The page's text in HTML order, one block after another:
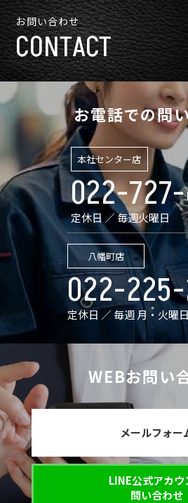
お問い合わせ
CONTACT
お電話での問
本社センター店
022-
定休日 ／ 毎週火曜日
八幡町店
022-
定休日 ／ 毎週 月・火曜日
WEBお問い
メールフォー
LINE公式アカウ
問い合わせ